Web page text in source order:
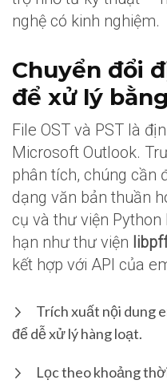
nghệ có kinh nghiệm.
Chuyển đổi
để xử lý
File OST và PST là
Microsoft Outlook.
phân tích, chúng cần
dạng văn bản thuần
cụ và thư viện
hạn như thư viện
kết hợp với API của
Trích xuất nội dung
để dễ xử lý hàng loạt.
Lọc theo khoảng